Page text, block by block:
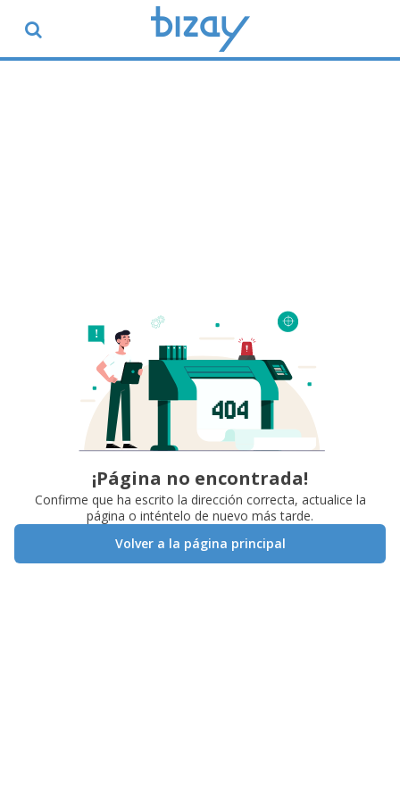
¡Página no encontrada!
Confirme que ha escrito la dirección correcta, actualice la
página o inténtelo de nuevo más tarde.